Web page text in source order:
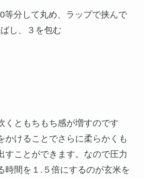
等分して丸め、ラップで挟んで
し、３を包む
くともちもち感が増すのです
かけることでさらに柔らかくも
すことができます。なので圧力
時間を１.５倍にするのが玄米を